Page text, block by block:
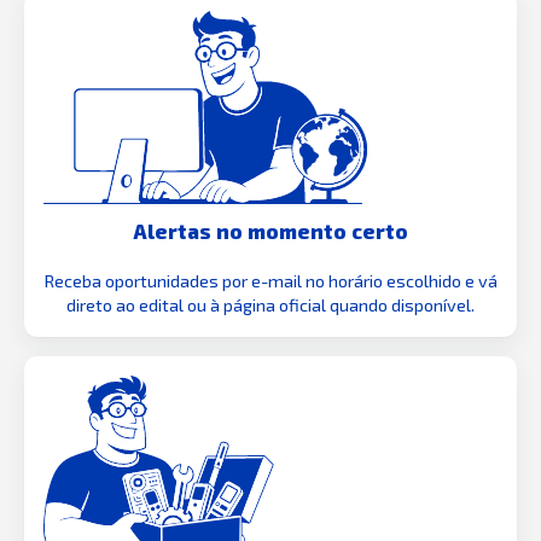
Alertas no momento certo
Receba oportunidades por e-mail no horário escolhido e vá
direto ao edital ou à página oficial quando disponível.